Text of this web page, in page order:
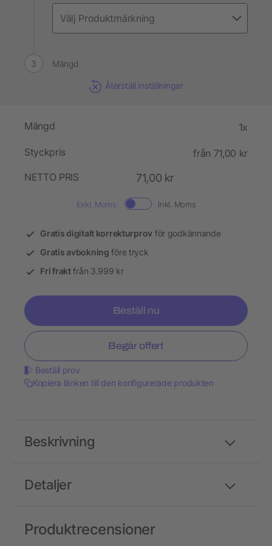
Mängd
Återställ inställningar
Mängd 1x
Styckpris
från 71,00 kr
NETTO PRIS
71,00 kr
Exkl. Moms. Inkl. Moms
Gratis digitalt korrekturprov för godkännande
Gratis avbokning före tryck
Fri fraktfrån 3.999 kr
Beställ nu
Begär offert
Beställ prov
Kopiera länken till den konfigurerade produkten
Detaljer
Beskrivning
Produktrecensioner